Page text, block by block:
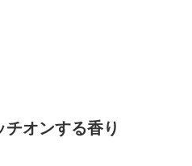
チオンする香り